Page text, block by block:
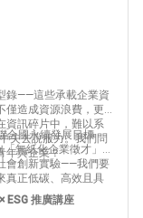
錄——這些承載企業資
僅造成資源浪費，更
資訊碎片中，難以系
失去說服力。我們問
年與企業？
合國永續發展目標
無紙化企業徵才」解
會創新實驗——我們要
真正低碳、高效且具
ESG 推廣講座